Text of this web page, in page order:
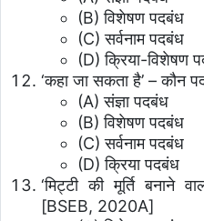
(B) विशेषण पदबंध
(C) सर्वनाम पदबंध
(D) क्रिया-विशेषण
‘कहा जा सकता है’ –
(A) संज्ञा पदबंध
(B) विशेषण पदबंध
(C) सर्वनाम पदबंध
(D) क्रिया पदबंध
‘मिट्टी की मूर्ति बनाने
[BSEB, 2020A]